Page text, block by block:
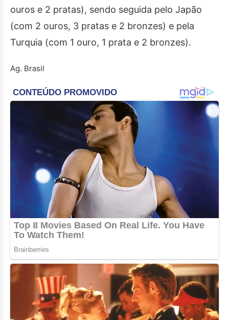
ouros e 2 pratas), sendo seguida pelo Japão
(com 2 ouros, 3 pratas e 2 bronzes) e pela
Turquia (com 1 ouro, 1 prata e 2 bronzes).
Ag. Brasil